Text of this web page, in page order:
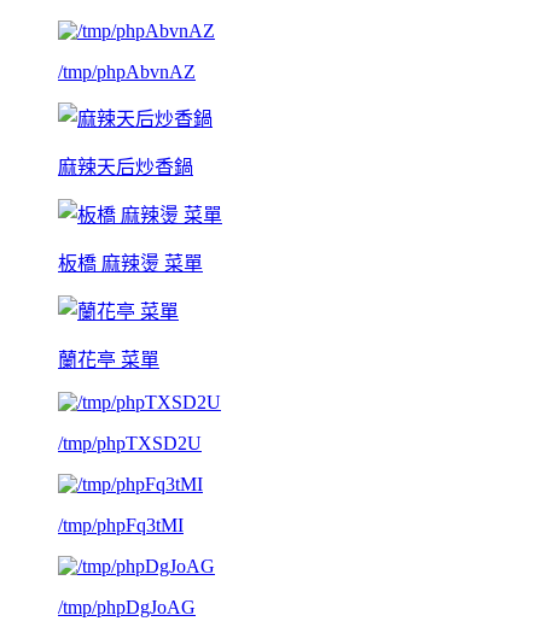
/tmp/phpAbvnAZ
麻辣天后炒香鍋
板橋 麻辣燙 菜單
蘭花亭 菜單
/tmp/phpTXSD2U
/tmp/phpFq3tMI
/tmp/phpDgJoAG